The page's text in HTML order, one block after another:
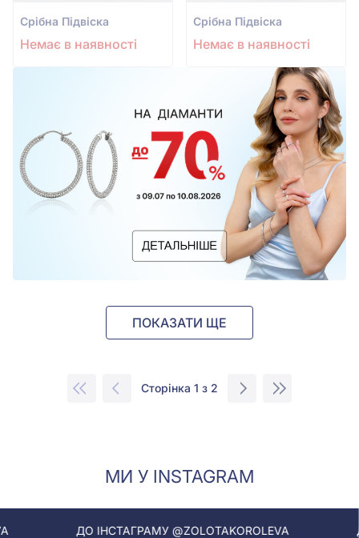
Срiбна Підвіска
Немає в наявності
Срiбна Підвіска
Немає в наявності
ПОКАЗАТИ ЩЕ
Сторінка 1 з 2
МИ У INSTAGRAM
@ZOLOTAKOROLEVA ДО ІНСТАГРАМУ